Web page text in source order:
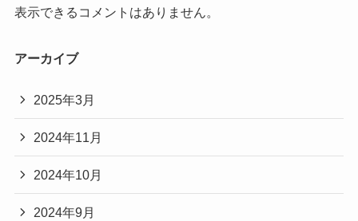
表示できるコメントはありません。
アーカイブ
2025年3月
2024年11月
2024年10月
2024年9月